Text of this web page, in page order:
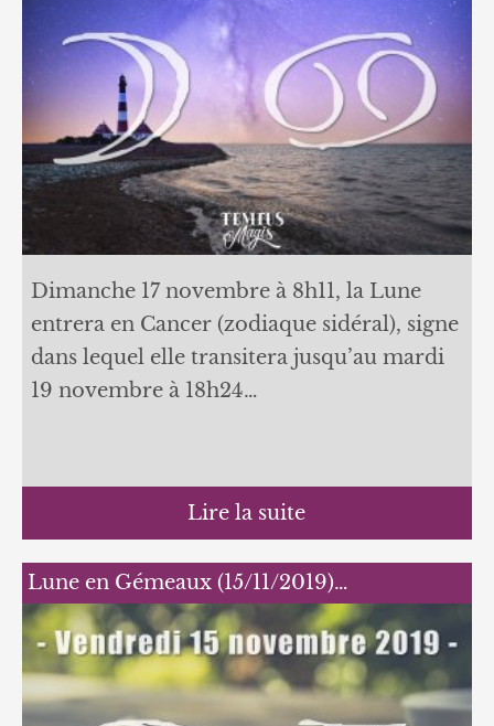
Dimanche 17 novembre à 8h11, la Lune
entrera en Cancer (zodiaque sidéral), signe
dans lequel elle transitera jusqu’au mardi
19 novembre à 18h24…
Lire la suite
Lune en Gémeaux (15/11/2019)…